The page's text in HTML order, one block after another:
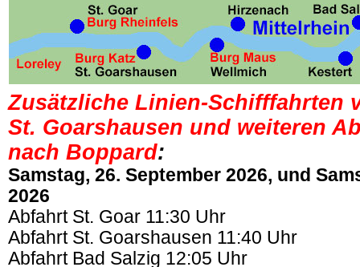
Zusätzliche Linien-Schifffahrten
St. Goarshausen und weiteren
nach Boppard:
Samstag, 26. September 2026, und
2026
Abfahrt St. Goar 11:30 Uhr
Abfahrt St. Goarshausen 11:40 Uhr
Abfahrt Bad Salzig 12:05 Uhr